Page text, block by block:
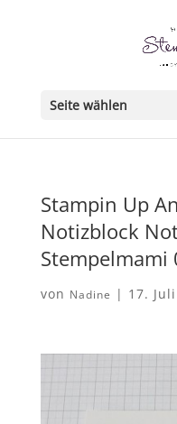
Seite wählen
Stampin Up
Notizblock
Stempelmami
von Nadine | 17.